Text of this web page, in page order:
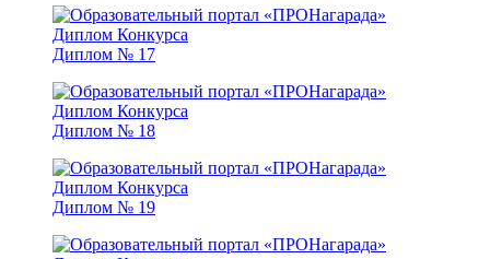
Диплом № 17
Диплом № 18
Диплом № 19